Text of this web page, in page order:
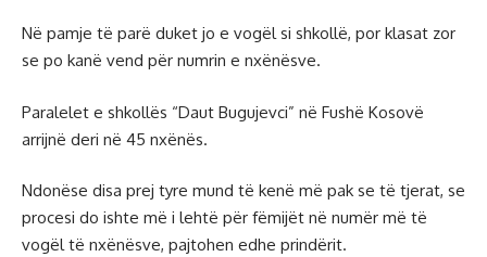
Në pamje të parë duket jo e vogël si shkollë, por klasat zor
se po kanë vend për numrin e nxënësve.
Paralelet e shkollës “Daut Bugujevci” në Fushë Kosovë
arrijnë deri në 45 nxënës.
Ndonëse disa prej tyre mund të kenë më pak se të tjerat, se
procesi do ishte më i lehtë për fëmijët në numër më të
vogël të nxënësve, pajtohen edhe prindërit.